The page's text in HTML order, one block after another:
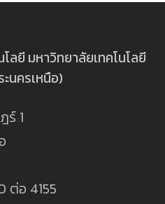
ลยี มหาวิทยาลัยเทคโนโลยี
นครเหนือ)
ร์ 1
ต่อ 4155